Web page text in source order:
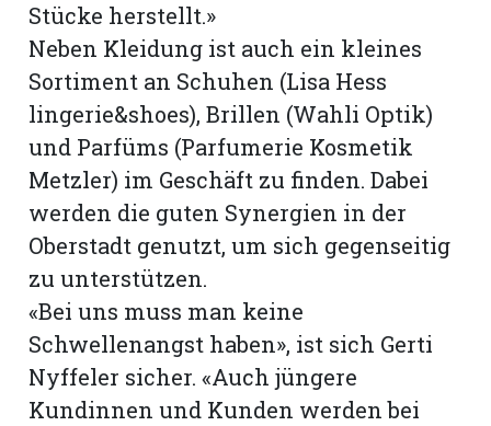
Stücke herstellt.»
Neben Kleidung ist auch ein kleines
Sortiment an Schuhen (Lisa Hess
lingerie&shoes), Brillen (Wahli Optik)
und Parfüms (Parfumerie Kosmetik
Metzler) im Geschäft zu finden. Dabei
werden die guten Synergien in der
Oberstadt genutzt, um sich gegenseitig
zu unterstützen.
«Bei uns muss man keine
Schwellenangst haben», ist sich Gerti
Nyffeler sicher. «Auch jüngere
Kundinnen und Kunden werden bei